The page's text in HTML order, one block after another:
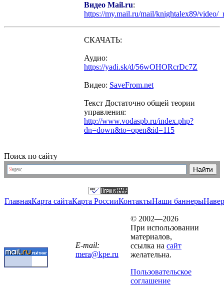
Видео Mail.ru:
https://my.mail.ru/mail/knightalex89/video/
СКАЧАТЬ:
Аудио:
https://yadi.sk/d/56wOHORcrDc7Z
Видео: SaveFrom.net
Текст Достаточно общей теории
управления:
http://www.vodaspb.ru/index.php?
dn=down&to=open&id=115
Поиск по сайту
ГлавнаяКарта сайтаКарта РоссииКонтактыНаши баннеры
E-mail:
mera@kpe.ru
© 2002—2026
При использовании
материалов,
ссылка на сайт
желательна.
Пользовательское
соглашение